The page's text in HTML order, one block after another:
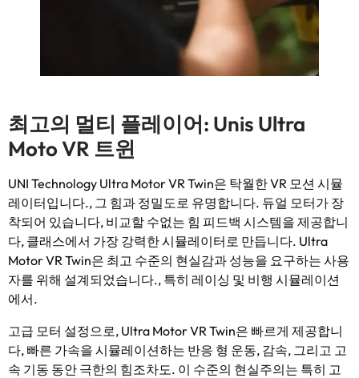
최고의 멀티 플레이어: Unis Ultra
Moto VR 트윈
UNI Technology Ultra Motor VR Twin은 탁월한 VR 모션 시뮬
레이터입니다., 그 힘과 정밀도로 유명합니다. 듀얼 모터가 장
착되어 있습니다, 비교할 수없는 힘 피드백 시스템을 제공합니
다, 클래스에서 가장 강력한 시뮬레이터로 만듭니다. Ultra
Motor VR Twin은 최고 수준의 현실감과 성능을 요구하는 사용
자를 위해 설계되었습니다., 특히 레이싱 및 비행 시뮬레이션
에서.
고급 모터 설정으로, Ultra Motor VR Twin은 빠르게 제공합니
다, 빠른 가속을 시뮬레이션하는 반응 형 운동, 감속, 그리고 고
속 기동 동안 극한의 힘조차도. 이 수준의 현실주의는 특히 고